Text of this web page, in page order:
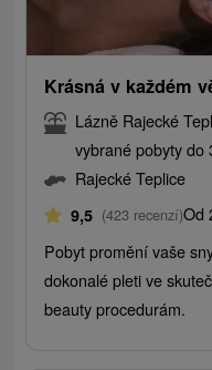
Krásná v každém
Lázně Rajecké
vybrané pobyty do
Rajecké Teplice
9,5 (423 recenzí)Od
Pobyt promění vaše
dokonalé pleti ve
beauty procedurám.